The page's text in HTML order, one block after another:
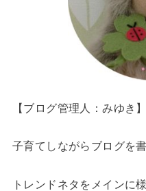
【ブログ管理人：みゆき】
子育てしながらブログを
トレンドネタをメインに